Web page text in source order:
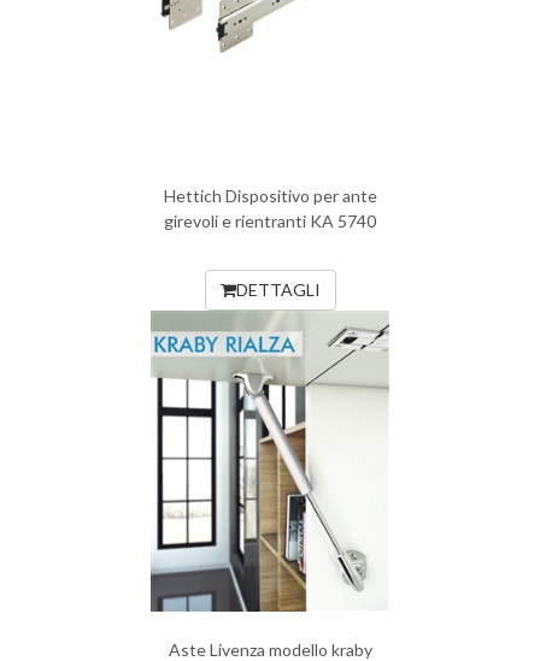
Hettich Dispositivo per ante
girevoli e rientranti KA 5740
DETTAGLI
Aste Livenza modello kraby